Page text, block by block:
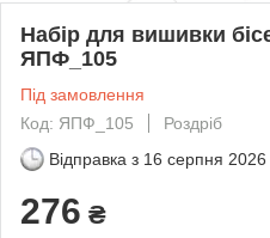
Набір для вишивки
ЯПФ_105
Під замовлення
Код: ЯПФ_105
Роздріб
Відправка з 16 серпня 2026
276 ₴